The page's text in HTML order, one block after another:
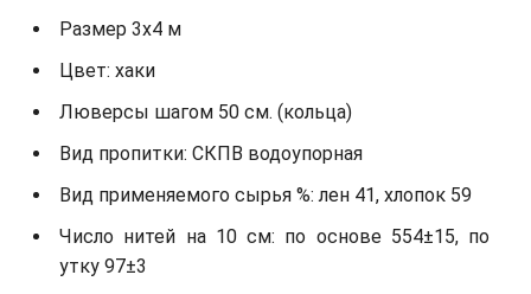
Размер 3x4 м
Цвет: хаки
Люверсы шагом 50 см. (кольца)
Вид пропитки: СКПВ водоупорная
Вид применяемого сырья %: лен 41, хлопок 59
Число нитей на 10 см: по основе 554±15, по
утку 97±3